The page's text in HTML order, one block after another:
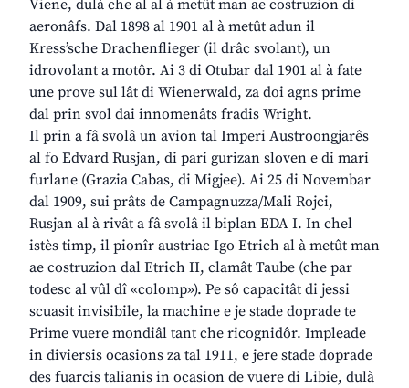
Viene, dulà che al al à metût man ae costruzion di
aeronâfs. Dal 1898 al 1901 al à metût adun il
Kress’sche Drachenflieger (il drâc svolant), un
idrovolant a motôr. Ai 3 di Otubar dal 1901 al à fate
une prove sul lât di Wienerwald, za doi agns prime
dal prin svol dai innomenâts fradis Wright.
Il prin a fâ svolâ un avion tal Imperi Austroongjarês
al fo Edvard Rusjan, di pari gurizan sloven e di mari
furlane (Grazia Cabas, di Migjee). Ai 25 di Novembar
dal 1909, sui prâts de Campagnuzza/Mali Rojci,
Rusjan al à rivât a fâ svolâ il biplan EDA I. In chel
istès timp, il pionîr austriac Igo Etrich al à metût man
ae costruzion dal Etrich II, clamât Taube (che par
todesc al vûl dî «colomp»). Pe sô capacitât di jessi
scuasit invisibile, la machine e je stade doprade te
Prime vuere mondiâl tant che ricognidôr. Impleade
in diviersis ocasions za tal 1911, e jere stade doprade
des fuarcis talianis in ocasion de vuere di Libie, dulà